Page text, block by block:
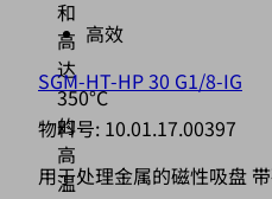
和
高
达
350°C
的
高
温
高效
SGM-HT-HP 30 G1/8-IG
物料号: 10.01.17.00397
用于处理金属的磁性吸盘